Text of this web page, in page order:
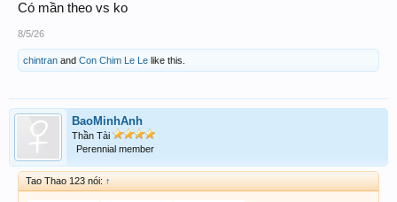
Có mần theo vs ko
8/5/26
chintran and Con Chim Le Le like this.
BaoMinhAnh
Thần Tài
Perennial member
Tao Thao 123 nói: ↑